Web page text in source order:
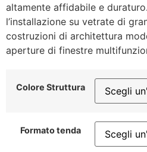
altamente affidabile e
l’installazione su vetrate di
costruzioni di architettura
aperture di finestre
Colore Struttura
Formato tenda